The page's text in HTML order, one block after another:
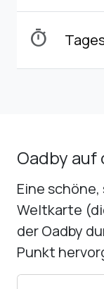
timer
Oadby auf
Eine
Weltkarte
der Oadby
Punkt